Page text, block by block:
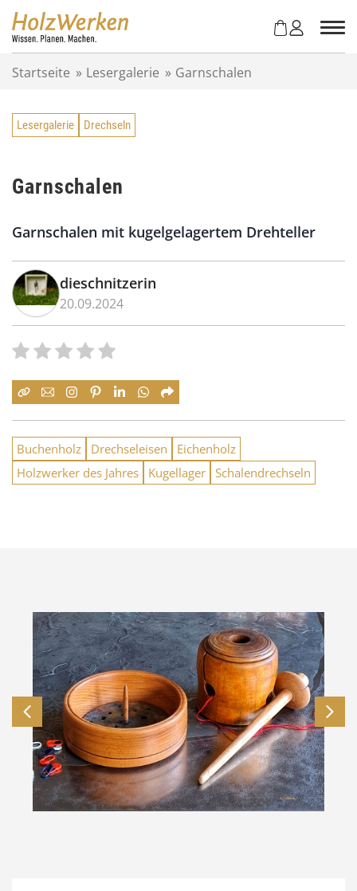
Startseite » Lesergalerie » Garnschalen
Lesergalerie Drechseln
Garnschalen
Garnschalen mit kugelgelagertem Drehteller
dieschnitzerin
20.09.2024
Buchenholz Drechseleisen
Eichenholz
Holzwerker des Jahres
Kugellager Schalendrechseln